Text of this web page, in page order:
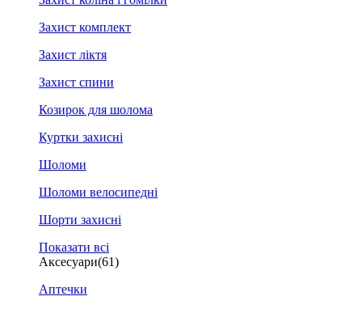
Захист комплект
Захист ліктя
Захист спини
Козирок для шолома
Куртки захисні
Шоломи
Шоломи велосипедні
Шорти захисні
Показати всі
Аксесуари(61)
Аптечки